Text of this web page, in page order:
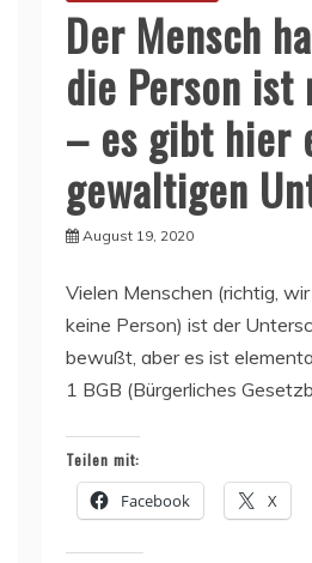
Der Mensch
die Person
– es gibt hier
gewaltigen
August 19, 2020
Vielen Menschen (richtig,
keine Person) ist der
bewußt, aber es ist
1 BGB (Bürgerliches
Teilen mit:
Facebook X